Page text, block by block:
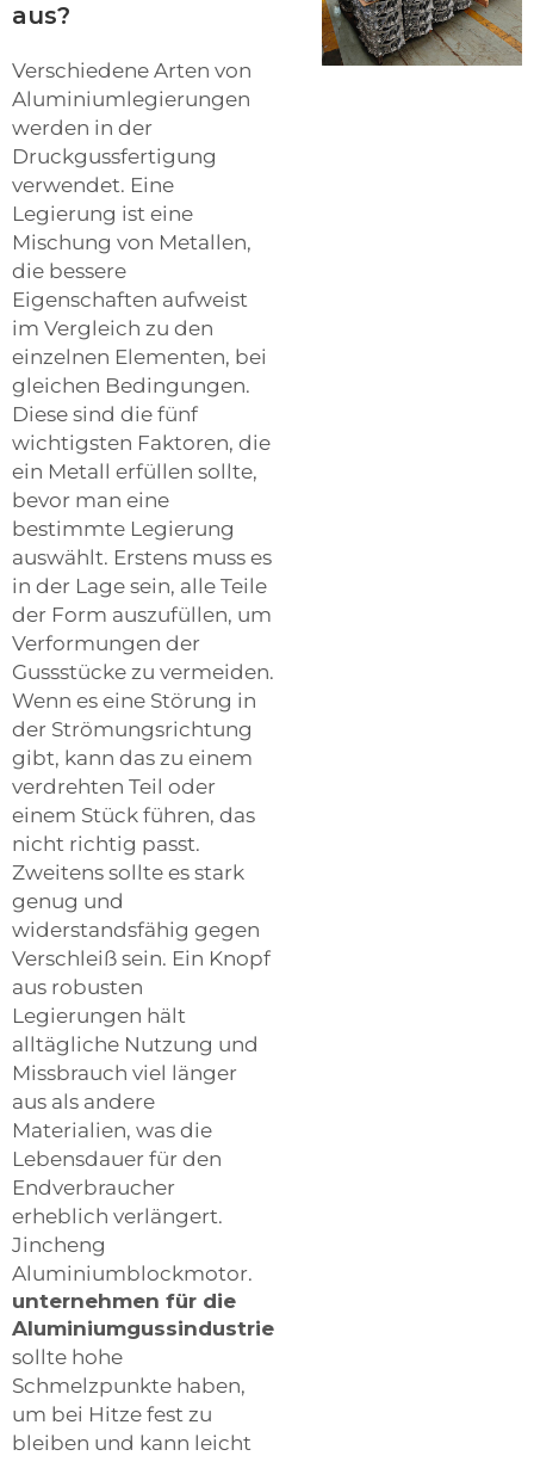
aus?
Verschiedene Arten von
Aluminiumlegierungen
werden in der
Druckgussfertigung
verwendet. Eine
Legierung ist eine
Mischung von Metallen,
die bessere
Eigenschaften aufweist
im Vergleich zu den
einzelnen Elementen, bei
gleichen Bedingungen.
Diese sind die fünf
wichtigsten Faktoren, die
ein Metall erfüllen sollte,
bevor man eine
bestimmte Legierung
auswählt. Erstens muss es
in der Lage sein, alle Teile
der Form auszufüllen, um
Verformungen der
Gussstücke zu vermeiden.
Wenn es eine Störung in
der Strömungsrichtung
gibt, kann das zu einem
verdrehten Teil oder
einem Stück führen, das
nicht richtig passt.
Zweitens sollte es stark
genug und
widerstandsfähig gegen
Verschleiß sein. Ein Knopf
aus robusten
Legierungen hält
alltägliche Nutzung und
Missbrauch viel länger
aus als andere
Materialien, was die
Lebensdauer für den
Endverbraucher
erheblich verlängert.
Jincheng
Aluminiumblockmotor.
unternehmen für die
Aluminiumgussindustrie
sollte hohe
Schmelzpunkte haben,
um bei Hitze fest zu
bleiben und kann leicht